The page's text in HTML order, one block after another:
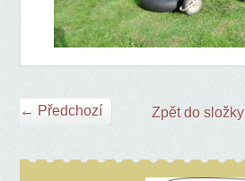
← Předchozí Zpět do složky